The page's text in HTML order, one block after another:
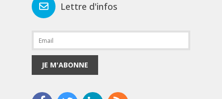
Lettre d'infos
JE M'ABONNE